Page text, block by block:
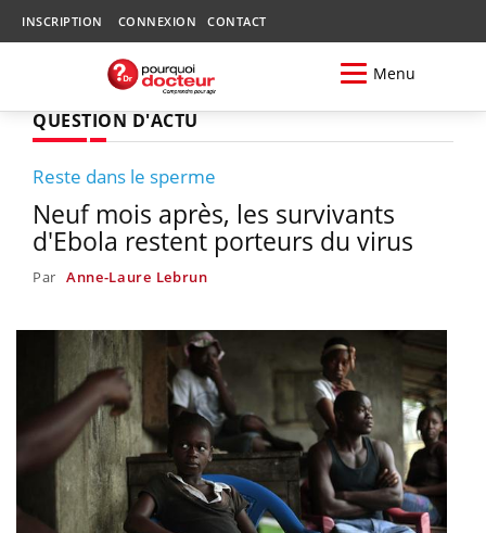
INSCRIPTION CONNEXION CONTACT
Menu
QUESTION D'ACTU
Reste dans le sperme
Neuf mois après, les survivants
d'Ebola restent porteurs du virus
Par Anne-Laure Lebrun